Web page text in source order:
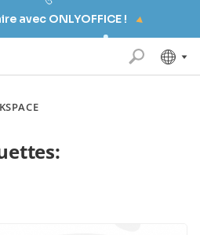
avec ONLYOFFICE !